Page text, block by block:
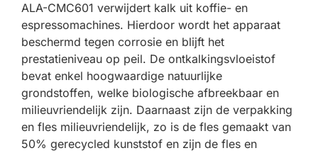
ALA-CMC601 verwijdert kalk uit koffie- en
espressomachines. Hierdoor wordt het apparaat
beschermd tegen corrosie en blijft het
prestatieniveau op peil. De ontkalkingsvloeistof
bevat enkel hoogwaardige natuurlijke
grondstoffen, welke biologische afbreekbaar en
milieuvriendelijk zijn. Daarnaast zijn de verpakking
en fles milieuvriendelijk, zo is de fles gemaakt van
50% gerecycled kunststof en zijn de fles en